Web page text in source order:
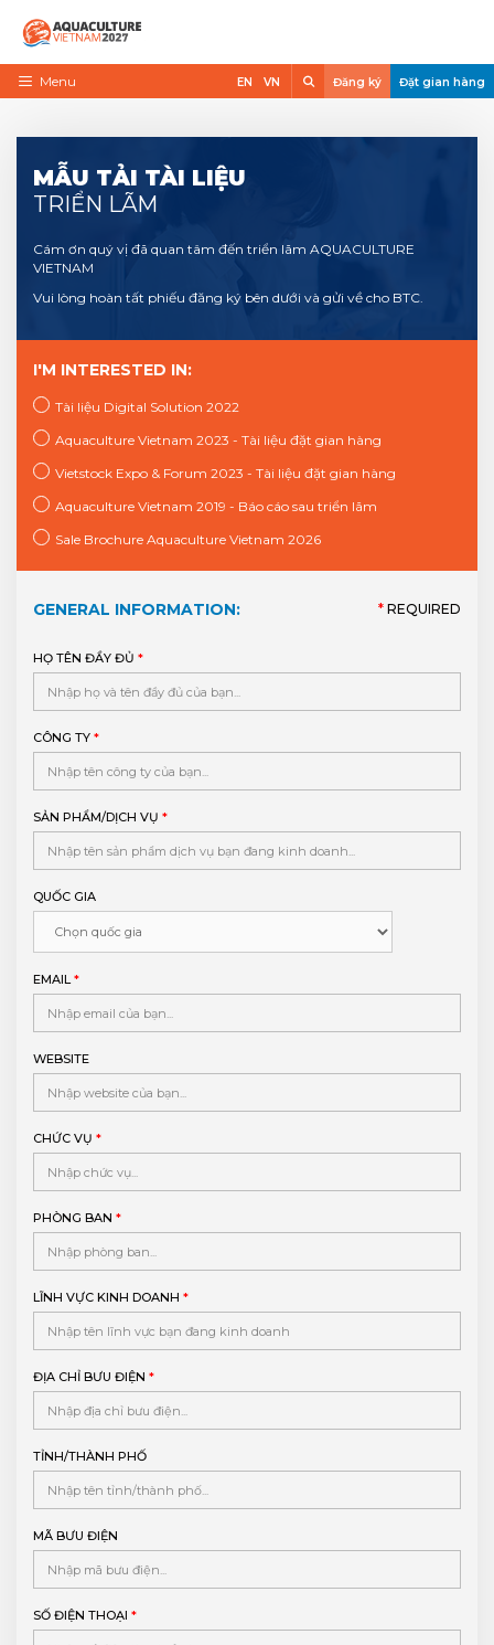
Skip
contentMenu
Về triển lãm
Trưng Bày
Tham Quan
Tin tức
VietShrimp
EN VN Đăng ký Đặt gian hàng
MẪU TẢI TÀI LIỆU
TRIỂN LÃM
Cám ơn quý vị đã quan tâm đến triển lãm AQUACULTURE
VIETNAM
Vui lòng hoàn tất phiếu đăng ký bên dưới và gửi về cho BTC.
I'M INTERESTED IN:
Tài liệu Digital Solution 2022
Aquaculture Vietnam 2023 - Tài liệu đặt gian hàng
Vietstock Expo & Forum 2023 - Tài liệu đặt gian hàng
Aquaculture Vietnam 2019 - Báo cáo sau triển lãm
Sale Brochure Aquaculture Vietnam 2026
GENERAL INFORMATION: * REQUIRED
HỌ TÊN ĐẦY ĐỦ *
CÔNG TY *
SẢN PHẨM/DỊCH VỤ *
QUỐC GIA
EMAIL*
WEBSITE
CHỨC VỤ *
PHÒNG BAN *
LĨNH VỰC KINH DOANH *
ĐỊA CHỈ BƯU ĐIỆN *
TỈNH/THÀNH PHỐ
MÃ BƯU ĐIỆN
SỐ ĐIỆN THOẠI *